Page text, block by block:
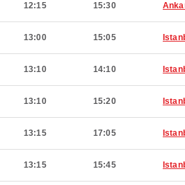
12:15 15:30
13:00 15:05
13:10 14:10
13:10 15:20
13:15 17:05
13:15 15:45